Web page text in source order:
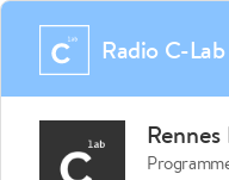
Radio C-Lab